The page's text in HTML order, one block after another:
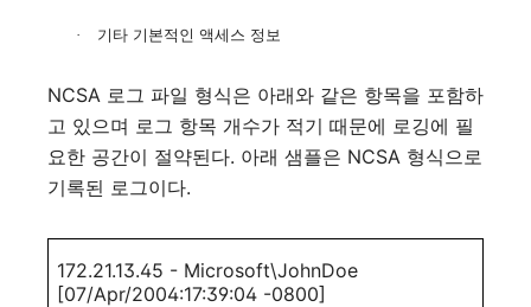
· 기타 기본적인 액세스 정보
NCSA 로그 파일 형식은 아래와 같은 항목을 포함하
고 있으며 로그 항목 개수가 적기 때문에 로깅에 필
요한 공간이 절약된다. 아래 샘플은 NCSA 형식으로
기록된 로그이다.
172.21.13.45 - Microsoft\JohnDoe
[07/Apr/2004:17:39:04 -0800]